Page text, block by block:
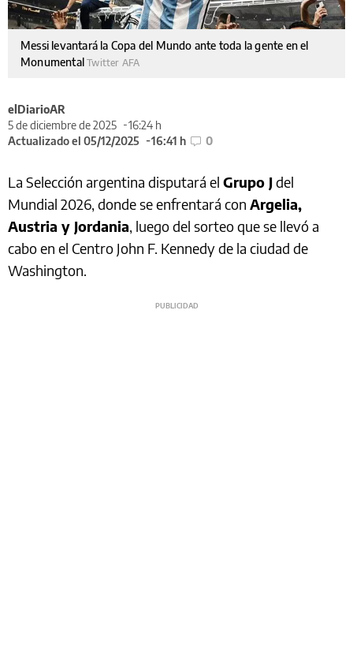
Messi levantará la Copa del Mundo ante toda la gente en el
MonumentalTwitter AFA
elDiarioAR
5 de diciembre de 2025
16:24 h
Actualizado el 05/12/2025
16:41 h 0
La Selección argentina disputará el Grupo Jdel
Mundial 2026, donde se enfrentará con Argelia,
Austria y Jordania, luego del sorteo que se llevó a
cabo en el Centro John F. Kennedy de la ciudad de
Washington.